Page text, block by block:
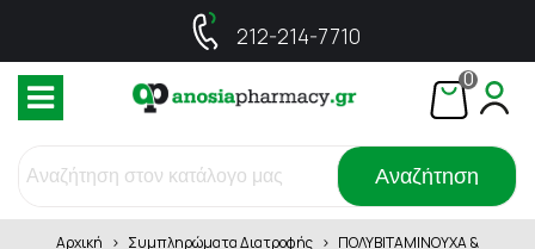
212-214-7710
0
Αναζήτηση
Αρχική > Συμπληρώματα Διατροφής > ΠΟΛΥΒΙΤΑΜΙΝΟΥΧΑ &